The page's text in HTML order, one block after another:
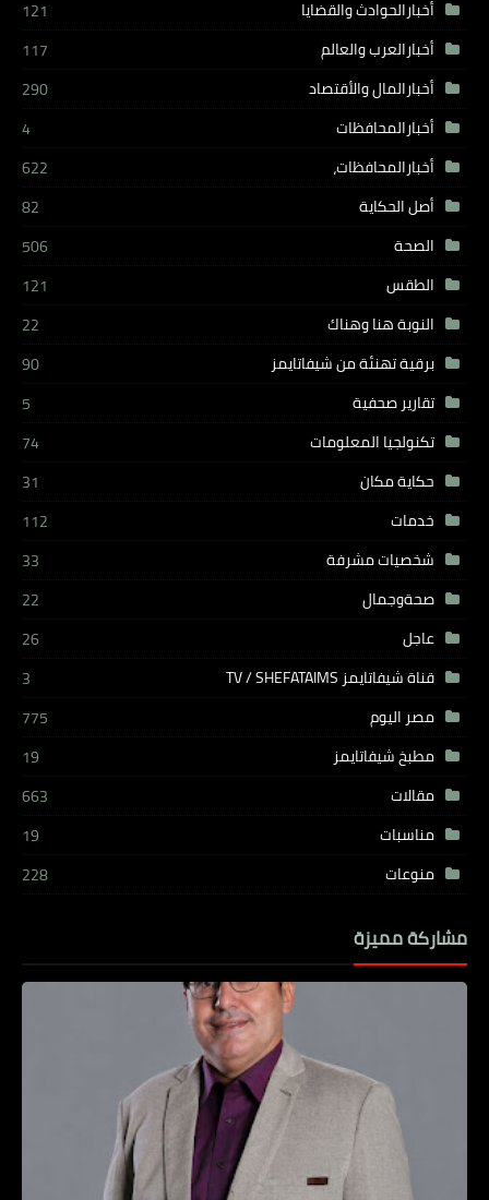
أخبارالحوادث والقضايا
121
أخبارالعرب والعالم
117
أخبارالمال والأقتصاد
290
أخبارالمحافظات
4
أخبارالمحافظات،
622
أصل الحكاية
82
الصحة
506
الطقس
121
النوبة هنا وهناك
22
برقية تهنئة من شيفاتايمز
90
تقارير صحفية
5
تكنولجيا المعلومات
74
حكاية مكان
31
خدمات
112
شخصيات مشرفة
33
صحةوجمال
22
عاجل
26
قناة شيفاتايمز TV / SHEFATAIMS
3
مصر اليوم
775
مطبخ شيفاتايمز
19
مقالات
663
مناسبات
19
منوعات
228
مشاركة مميزة